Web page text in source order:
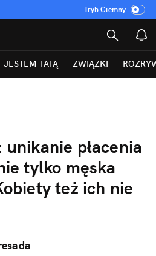
Tryb Ciemny
JESTEM TATĄ ZWIĄZKI
unikanie płacenia
tylko męska
też ich nie